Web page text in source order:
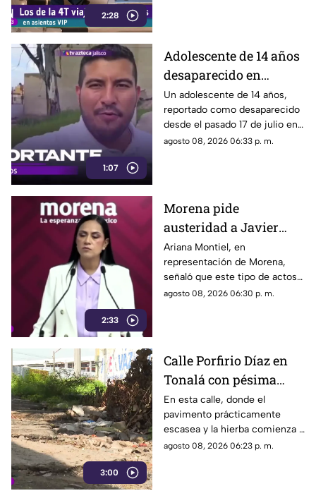
2:28
elevado gasto que han
generado.
1:07
Adolescente de 14 años
desaparecido en
Tlaquepaque es
trasladado a Jalisco
tras ser localizado en
Michoacán
Un adolescente de 14 años,
reportado como desaparecido
desde el pasado 17 de julio en
Tlaquepaque, fue localizado
agosto 08, 2026 06:33 p. m.
2:33
Morena pide
austeridad a Javier
May, pero el ejemplo
parece faltar en casa
Ariana Montiel, en
representación de Morena,
señaló que este tipo de actos y
el gasto de recursos
austeridad establecidos por el
partido.
agosto 08, 2026 06:30 p. m.
3:00
Calle Porfirio Díaz en
Tonalá con pésima
vialidad y basura por
todas partes
En esta calle, donde el
pavimento prácticamente
escasea y la hierba comienza a
ganar terreno, los vecinos
agosto 08, 2026 06:23 p. m.